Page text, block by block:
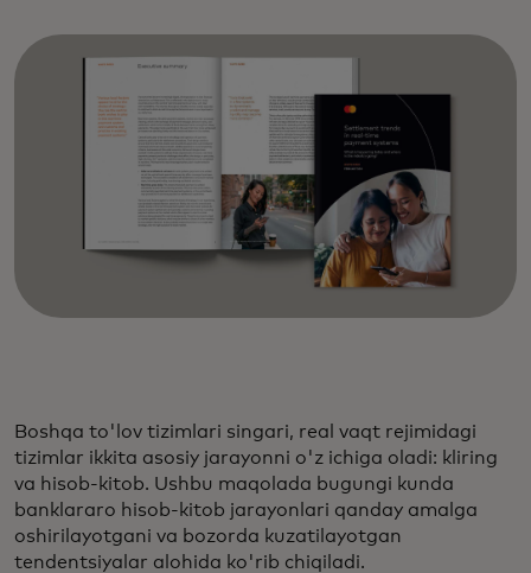
Boshqa to'lov tizimlari singari, real vaqt rejimidagi
tizimlar ikkita asosiy jarayonni o'z ichiga oladi: kliring
va hisob-kitob. Ushbu maqolada bugungi kunda
banklararo hisob-kitob jarayonlari qanday amalga
oshirilayotgani va bozorda kuzatilayotgan
tendentsiyalar alohida ko'rib chiqiladi.